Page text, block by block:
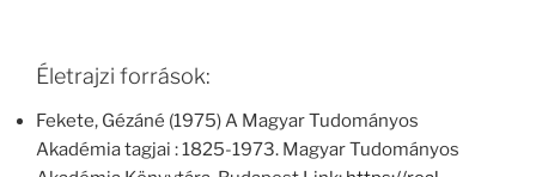
Életrajzi források:
Fekete, Gézáné (1975) A Magyar Tudományos
Akadémia tagjai : 1825-1973. Magyar Tudományos